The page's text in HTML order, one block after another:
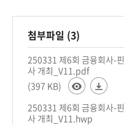
첨부파일 (3)
250331 제6회 금융회사-
사 개최_V11.pdf
(397 KB)
250331 제6회 금융회사-
사 개최_V11.hwp